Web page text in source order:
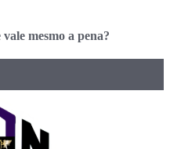
mesmo a pena?